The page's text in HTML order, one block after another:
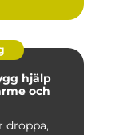
och
droppa,